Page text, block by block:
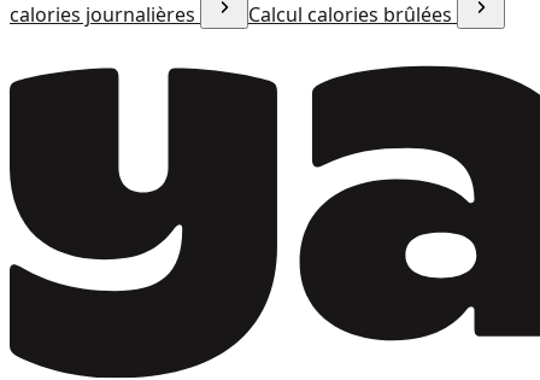
calories journalières
Calcul calories brûlées